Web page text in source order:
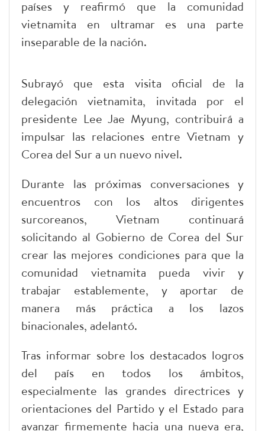
países y reafirmó que la comunidad
vietnamita en ultramar es una parte
inseparable de la nación.
Subrayó que esta visita oficial de la
delegación vietnamita, invitada por el
presidente Lee Jae Myung, contribuirá a
impulsar las relaciones entre Vietnam y
Corea del Sur a un nuevo nivel.
Durante las próximas conversaciones y
encuentros con los altos dirigentes
surcoreanos, Vietnam continuará
solicitando al Gobierno de Corea del Sur
crear las mejores condiciones para que la
comunidad vietnamita pueda vivir y
trabajar establemente, y aportar de
manera más práctica a los lazos
binacionales, adelantó.
Tras informar sobre los destacados logros
del país en todos los ámbitos,
especialmente las grandes directrices y
orientaciones del Partido y el Estado para
avanzar firmemente hacia una nueva era,